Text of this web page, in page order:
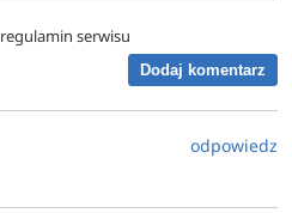
regulamin serwisu
Dodaj komentarz
odpowiedz